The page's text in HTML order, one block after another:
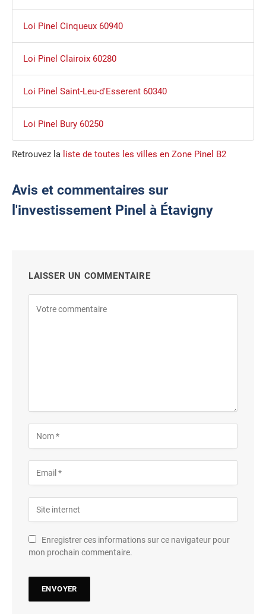
Loi Pinel Cinqueux 60940
Loi Pinel Clairoix 60280
Loi Pinel Saint-Leu-d'Esserent 60340
Loi Pinel Bury 60250
Retrouvez la liste de toutes les villes en Zone Pinel B2
Avis et commentaires sur
l'investissement Pinel à Étavigny
LAISSER UN COMMENTAIRE
Enregistrer ces informations sur ce navigateur pour
mon prochain commentaire.